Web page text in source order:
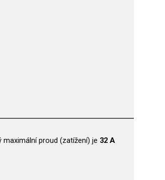
maximální proud (zatížení) je 32 A